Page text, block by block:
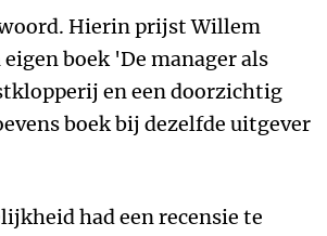
Hierin prijst Willem
boek 'De manager als
en een doorzichtig
boek bij dezelfde uitgever
had een recensie te